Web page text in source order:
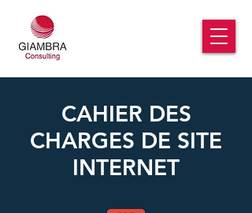
CAHIER DES
CHARGES DE SITE
INTERNET